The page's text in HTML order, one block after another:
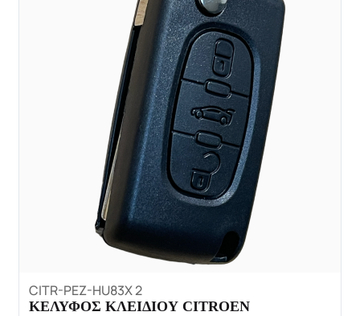
CITR-PEZ-HU83X 2
ΚΕΛΥΦΟΣ ΚΛΕΙΔΙΟΥ CITROEN